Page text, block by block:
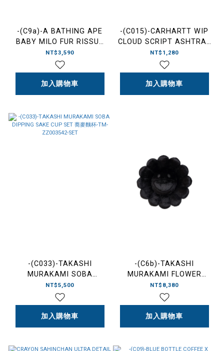
-(C9a)-A BATHING APE
BABY MILO FUR RISSUE
BOX COVER 瞌睡MILO 面
紙盒套-0AC4487XXQ
NT$3,590
加入購物車
-(C015)-CARHARTT WIP
CLOUD SCRIPT ASHTRAY
雲朵煙灰缸 透明-I036960
NT$1,280
加入購物車
-(C033)-TAKASHI
MURAKAMI SOBA
DIPPING SAKE CUP SET
蕎麥麵杯-TM-ZZ003542-
SET
NT$5,500
加入購物車
-(C6b)-TAKASHI
MURAKAMI FLOWER
CUSHION 60CM "ALL
BLACK" 村上隆 全黑 小花
抱枕-TM-ZZ004057
NT$8,380
加入購物車